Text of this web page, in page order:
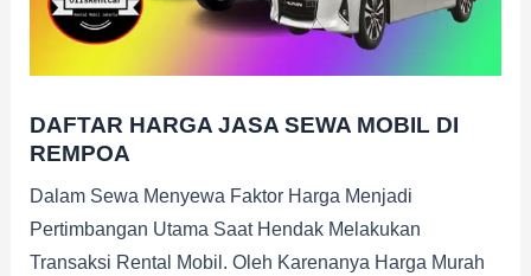
DAFTAR HARGA JASA SEWA MOBIL DI
REMPOA
Dalam Sewa Menyewa Faktor Harga Menjadi
Pertimbangan Utama Saat Hendak Melakukan
Transaksi Rental Mobil. Oleh Karenanya Harga Murah